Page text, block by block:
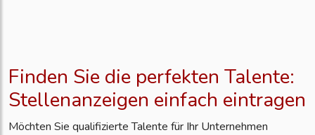
Finden Sie die perfekten Talente:
Stellenanzeigen einfach eintragen
Möchten Sie qualifizierte Talente für Ihr Unternehmen